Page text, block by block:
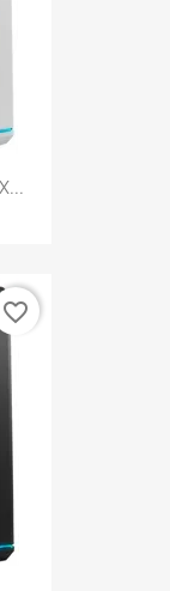
favorite_border